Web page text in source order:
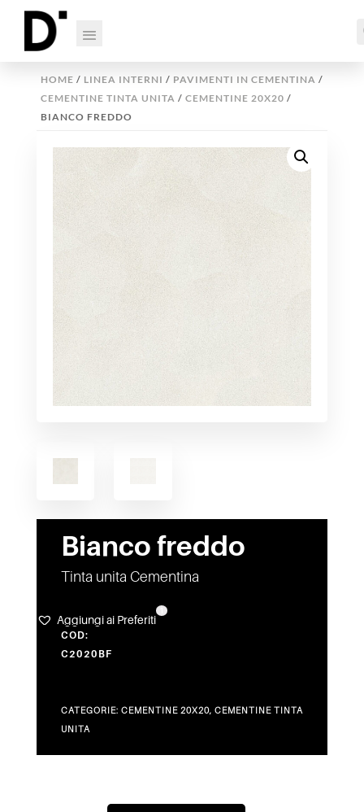
HOME / LINEA INTERNI / PAVIMENTI IN CEMENTINA /
CEMENTINE TINTA UNITA / CEMENTINE 20X20 /
BIANCO FREDDO
Bianco freddo
Tinta unita Cementina
Aggiungi ai Preferiti
COD:
C2020BF
CATEGORIE: CEMENTINE 20X20, CEMENTINE TINTA
UNITA